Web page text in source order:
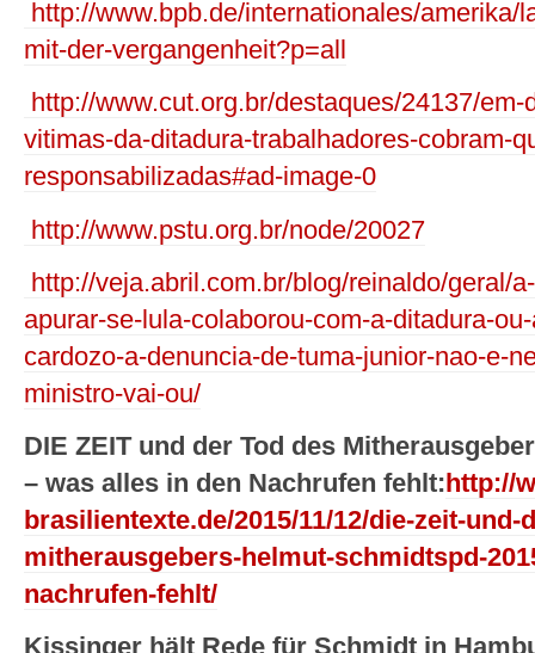
http://www.bpb.de/internationales/amerika/
mit-der-vergangenheit?p=all
http://www.cut.org.br/destaques/24137/
vitimas-da-ditadura-trabalhadores-cobram-
responsabilizadas#ad-image-0
http://www.pstu.org.br/node/20027
http://veja.abril.com.br/blog/reinaldo/geral/
apurar-se-lula-colaborou-com-a-ditadura-
cardozo-a-denuncia-de-tuma-junior-nao-e-
ministro-vai-ou/
DIE ZEIT und der Tod des
– was alles in den Nachrufen fehlt: http://
brasilientexte.de/2015/11/12/die-zeit-und-
mitherausgebers-helmut-schmidtspd-
nachrufen-fehlt/
Kissinger hält Rede für Schmidt in